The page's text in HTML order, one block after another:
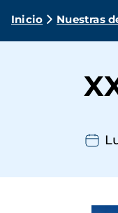
Ruta
Inicio Nuestras